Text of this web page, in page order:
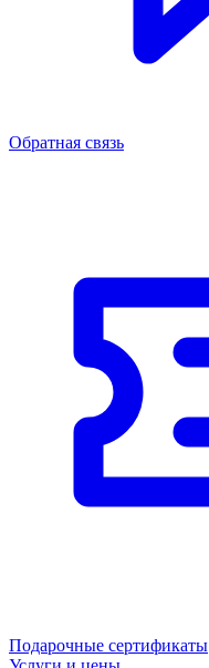
Обратная связь
Подарочные сертификаты